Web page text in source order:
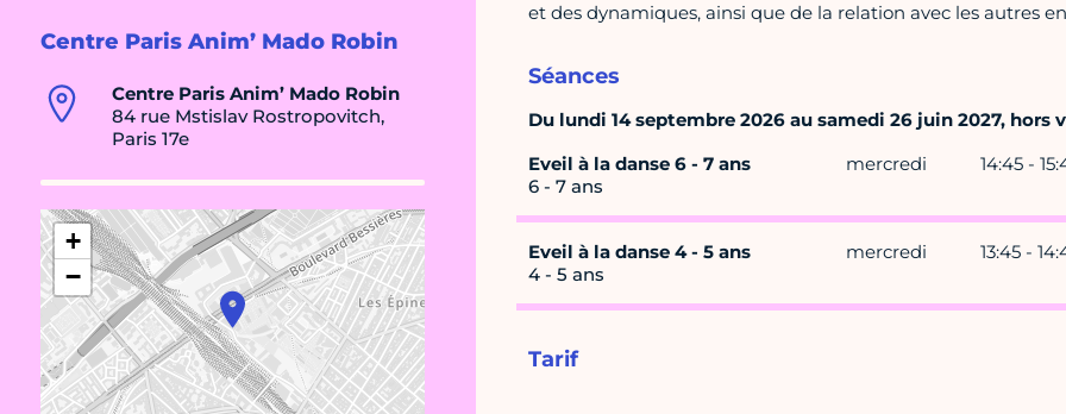
Centre Paris Anim’ Mado Robin
Centre Paris Anim’ Mado Robin
84 rue Mstislav Rostropovitch,
Paris 17e
+
−
et des dynamiques, ainsi que de la relation avec les autres
Séances
Du lundi 14 septembre 2026 au samedi 26 juin 2027, hors
Eveil à la danse 6 - 7 ans
6 - 7 ans
mercredi 14:45 -
Eveil à la danse 4 - 5 ans
4 - 5 ans
mercredi 13:45 -
Tarif